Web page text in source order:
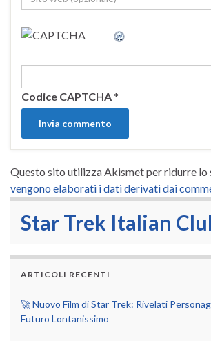
Codice CAPTCHA*
Questo sito utilizza Akismet per ridurre lo
vengono elaborati i dati derivati dai
Star Trek Italian
ARTICOLI RECENTI
🚀 Nuovo Film di Star Trek: Rivelati
Futuro Lontanissimo